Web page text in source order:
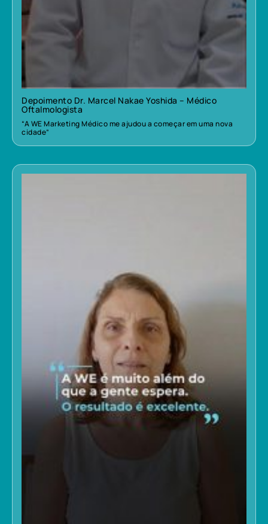
Depoimento Dr. Marcel Nakae Yoshida – Médico
Oftalmologista
“A WE Marketing Médico me ajudou a começar em uma nova
cidade”